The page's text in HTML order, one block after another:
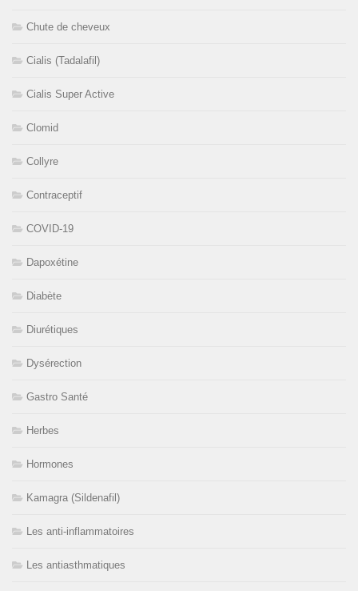
Chute de cheveux
Cialis (Tadalafil)
Cialis Super Active
Clomid
Collyre
Contraceptif
COVID-19
Dapoxétine
Diabète
Diurétiques
Dysérection
Gastro Santé
Herbes
Hormones
Kamagra (Sildenafil)
Les anti-inflammatoires
Les antiasthmatiques